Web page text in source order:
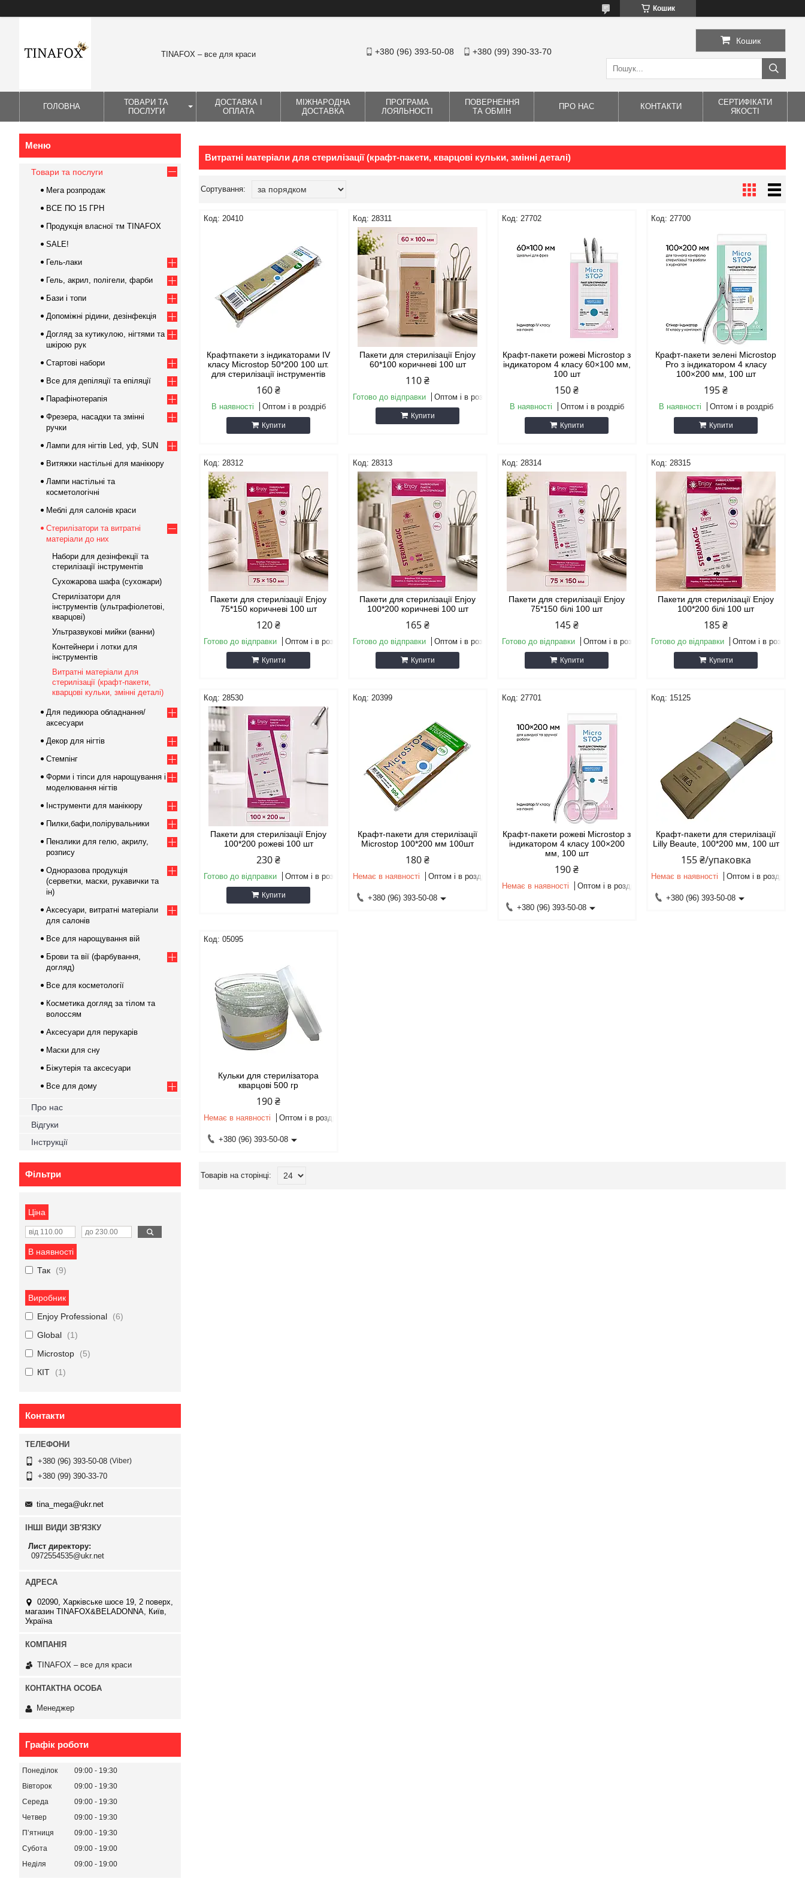
Кошик
TINAFOX – все для краси +380 (96) 393-50-08 +380 (99) 390-33-70
Кошик
ГОЛОВНА
ТОВАРИ ТА
ПОСЛУГИ
ДОСТАВКА І
ОПЛАТА
МІЖНАРОДНА
ДОСТАВКА
ПРОГРАМА
ЛОЯЛЬНОСТІ
ПОВЕРНЕННЯ
ТА ОБМІН
ПРО НАС КОНТАКТИ
СЕРТИФІКАТИ
ЯКОСТІ
Витратні матеріали для стерилізації (крафт-пакети, кварцові кульки, змінні деталі)
20410
Крафтпакети з індикаторами IV
класу Microstop 50*200 100 шт.
для стерилізації інструментів
160 ₴
В наявності Оптом і в роздріб
Купити
28311
Пакети для стерилізації Enjoy
60*100 коричневі 100 шт
110 ₴
Готово до відправки Оптом і в роздріб
Купити
27702
Крафт-пакети рожеві Microstop з
індикатором 4 класу 60×100 мм,
100 шт
150 ₴
В наявності Оптом і в роздріб
Купити
27700
Крафт-пакети зелені Microstop
Pro з індикатором 4 класу
100×200 мм, 100 шт
195 ₴
В наявності Оптом і в роздріб
Купити
28312
Пакети для стерилізації Enjoy
75*150 коричневі 100 шт
120 ₴
Готово до відправки Оптом і в роздріб
Купити
28313
Пакети для стерилізації Enjoy
100*200 коричневі 100 шт
165 ₴
Готово до відправки Оптом і в роздріб
Купити
28314
Пакети для стерилізації Enjoy
75*150 білі 100 шт
145 ₴
Готово до відправки Оптом і в роздріб
Купити
28315
Пакети для стерилізації Enjoy
100*200 білі 100 шт
185 ₴
Готово до відправки Оптом і в роздріб
Купити
28530
Пакети для стерилізації Enjoy
100*200 рожеві 100 шт
230 ₴
Готово до відправки Оптом і в роздріб
Купити
20399
Крафт-пакети для стерилізації
Microstop 100*200 мм 100шт
180 ₴
Немає в наявності Оптом і в роздріб
+380 (96) 393-50-08
27701
Крафт-пакети рожеві Microstop з
індикатором 4 класу 100×200
мм, 100 шт
190 ₴
Немає в наявності Оптом і в роздріб
+380 (96) 393-50-08
15125
Крафт-пакети для стерилізації
Lilly Beaute, 100*200 мм, 100 шт
155 ₴/упаковка
Немає в наявності Оптом і в роздріб
+380 (96) 393-50-08
05095
Кульки для стерилізатора
кварцові 500 гр
190 ₴
Немає в наявності Оптом і в роздріб
+380 (96) 393-50-08
Товари та послуги
Мега розпродаж
ВСЕ ПО 15 ГРН
Продукція власної тм TINAFOX
SALE!
Гель-лаки
Гель, акрил, полігели, фарби
Бази і топи
Допоміжні рідини, дезінфекція
Догляд за кутикулою, нігтями та
шкірою рук
Стартові набори
Все для депіляції та епіляції
Парафінотерапія
Фрезера, насадки та змінні
ручки
Лампи для нігтів Led, уф, SUN
Витяжки настільні для манікюру
Лампи настільні та
косметологічні
Меблі для салонів краси
Стерилізатори та витратні
матеріали до них
Набори для дезінфекції та
стерилізації інструментів
Сухожарова шафа (сухожари)
Стерилізатори для
інструментів (ультрафіолетові,
кварцові)
Ультразвукові мийки (ванни)
Контейнери і лотки для
інструментів
Витратні матеріали для
стерилізації (крафт-пакети,
кварцові кульки, змінні деталі)
Для педикюра обладнання/
аксесуари
Декор для нігтів
Стемпінг
Форми і тіпси для нарощування і
моделювання нігтів
Інструменти для манікюру
Пилки,бафи,полірувальники
Пензлики для гелю, акрилу,
розпису
Одноразова продукція
(серветки, маски, рукавички та
ін)
Аксесуари, витратні матеріали
для салонів
Все для нарощування вій
Брови та вії (фарбування,
догляд)
Все для косметології
Косметика догляд за тілом та
волоссям
Аксесуари для перукарів
Маски для сну
Біжутерія та аксесуари
Все для дому
Про нас
Відгуки
Інструкції
Фільтри
Ціна
В наявності
Так
9
Виробник
Enjoy Professional
6
Global
1
Microstop
5
КІТ
1
Контакти
+380 (96) 393-50-08 Viber
+380 (99) 390-33-70
tina_mega@ukr.net
ІНШІ ВИДИ ЗВ'ЯЗКУ
Лист директору
0972554535@ukr.net
02090, Харківське шосе 19, 2 поверх,
магазин TINAFOX&BELADONNA, Київ,
Україна
TINAFOX – все для краси
Менеджер
Графік роботи
Понеділок 09:00
19:30
Вівторок
09:00
19:30
Середа
09:00
19:30
Четвер
09:00
19:30
Пʼятниця
09:00
19:30
Субота
09:00
19:00
Неділя
09:00 19:00